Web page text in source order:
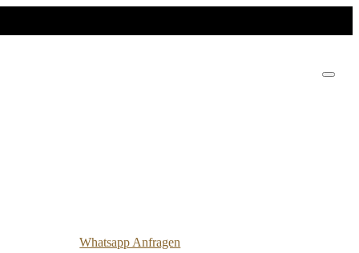
Whatsapp Anfragen